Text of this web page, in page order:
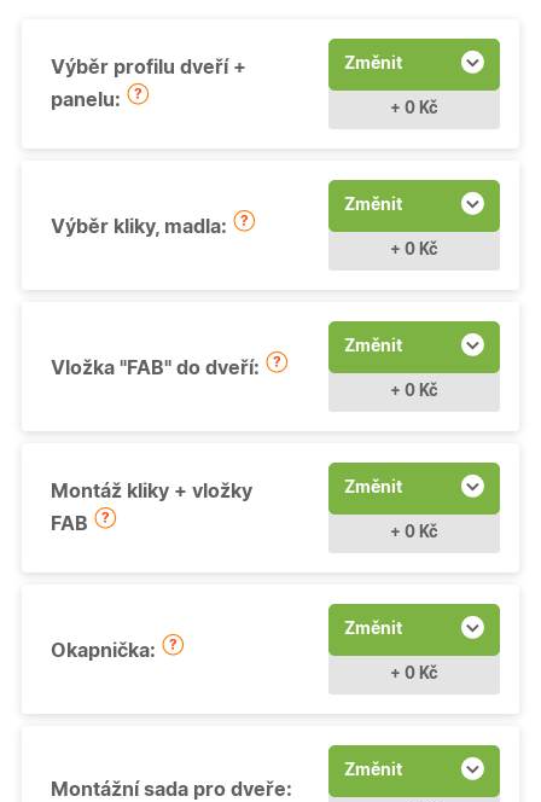
Výběr profilu dveří +
panelu:
Změnit
+ 0 Kč
Výběr kliky, madla:
Změnit
+ 0 Kč
Vložka "FAB" do dveří:
Změnit
+ 0 Kč
Montáž kliky + vložky
FAB
Změnit
+ 0 Kč
Okapnička:
Změnit
+ 0 Kč
Montážní sada pro dveře:
Změnit